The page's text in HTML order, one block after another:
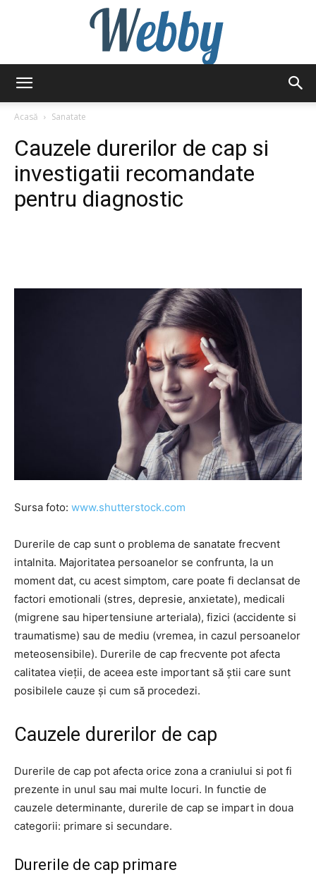
Acasă
Sanatate
Cauzele durerilor de cap si
investigatii recomandate
pentru diagnostic
Sursa foto: www.shutterstock.com
Durerile de cap sunt o problema de sanatate frecvent
intalnita. Majoritatea persoanelor se confrunta, la un
moment dat, cu acest simptom, care poate fi declansat de
factori emotionali (stres, depresie, anxietate), medicali
(migrene sau hipertensiune arteriala), fizici (accidente si
traumatisme) sau de mediu (vremea, in cazul persoanelor
meteosensibile). Durerile de cap frecvente pot afecta
calitatea vieții, de aceea este important să știi care sunt
posibilele cauze și cum să procedezi.
Cauzele durerilor de cap
Durerile de cap pot afecta orice zona a craniului si pot fi
prezente in unul sau mai multe locuri. In functie de
cauzele determinante, durerile de cap se impart in doua
categorii: primare si secundare.
Durerile de cap primare